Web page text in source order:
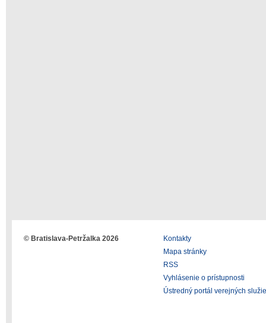
© Bratislava-Petržalka 2026
Kontakty
Mapa stránky
RSS
Vyhlásenie o prístupnosti
Ústredný portál verejných